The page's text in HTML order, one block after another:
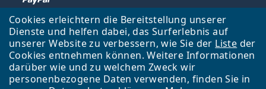
Cookies erleichtern die Bereitstellung unserer
Dienste und helfen dabei, das Surferlebnis auf
unserer Website zu verbessern, wie Sie der Liste der
Cookies entnehmen können. Weitere Informationen
darüber wie und zu welchem Zweck wir
personenbezogene Daten verwenden, finden Sie in
Zurück zur Hauptseite Nach oben
Français
Lentiamo s.r.o., Tschechien ist Eigentümer und Betreiber des Online-
Shops Lentiamo.ch
Seit 18 Jahren sind wir für Sie da.